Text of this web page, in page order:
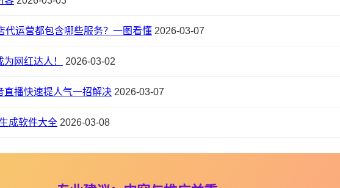
代运营都包含哪些服务？一图看懂 2026-03-07
网红达人！ 2026-03-02
直播快速提人气一招解决 2026-03-07
成软件大全 2026-03-08